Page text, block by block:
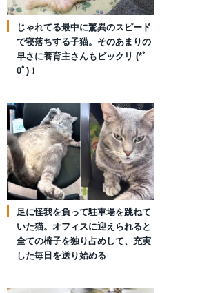
じゃれてる最中に驚異のスピード
で寝落ちする子猫。そのあまりの
早さに養育主さんもビックリ (*ﾟ
0ﾟ)！
足に怪我を負って駐車場を跳ねて
いた猫。オフィスに迎えられると
全ての椅子を独り占めして、充実
した毎日を送り始める